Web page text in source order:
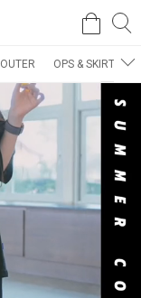
검
OUTER OPS & SKIRT